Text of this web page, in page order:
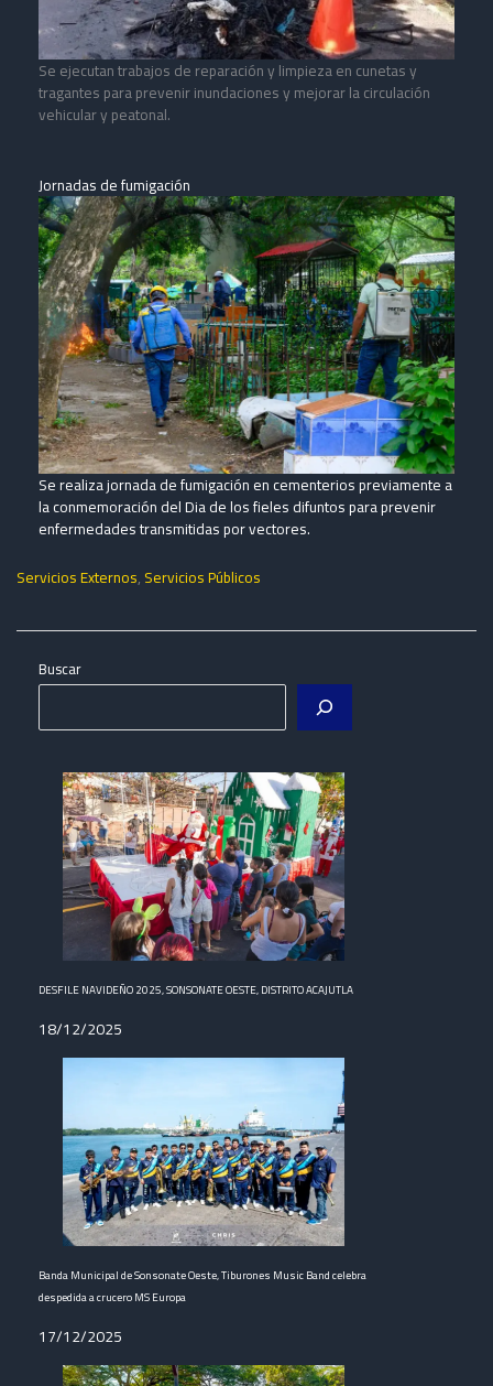
Se ejecutan trabajos de reparación y limpieza en cunetas y
tragantes para prevenir inundaciones y mejorar la circulación
vehicular y peatonal.
Jornadas de fumigación
Se realiza jornada de fumigación en cementerios previamente a
la conmemoración del Dia de los fieles difuntos para prevenir
enfermedades transmitidas por vectores.
Servicios Externos,Servicios Públicos
Buscar
DESFILE NAVIDEÑO 2025, SONSONATE OESTE, DISTRITO ACAJUTLA
18/12/2025
Banda Municipal de Sonsonate Oeste, Tiburones Music Band celebra
despedida a crucero MS Europa
17/12/2025